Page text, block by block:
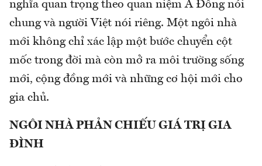
nghĩa quan trọng theo quan niệm Á Đông nói
chung và người Việt nói riêng. Một ngôi nhà
mới không chỉ xác lập một bước chuyển cột
mốc trong đời mà còn mở ra môi trường sống
mới, cộng đồng mới và những cơ hội mới cho
gia chủ.
NGÔI NHÀ PHẢN CHIẾU GIÁ TRỊ GIA
ĐÌNH